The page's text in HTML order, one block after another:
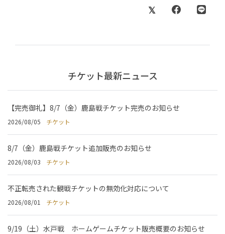
チケット最新ニュース
【完売御礼】8/7（金）鹿島戦チケット完売のお知らせ
2026/08/05 チケット
8/7（金）鹿島戦チケット追加販売のお知らせ
2026/08/03 チケット
不正転売された観戦チケットの無効化対応について
2026/08/01 チケット
9/19（土）水戸戦 ホームゲームチケット販売概要のお知らせ